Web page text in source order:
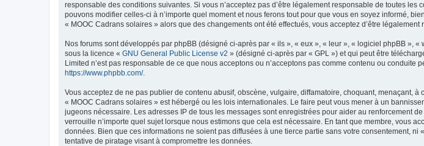
responsable des conditions suivantes. Si vous n’acceptez pas d’être légalement responsable de toutes
pouvons modifier celles-ci à n’importe quel moment et nous ferons tout pour que vous en soyez informé,
« MOOC Cadrans solaires » alors que des changements ont été effectués, vous acceptez d’être
Nos forums sont développés par phpBB (désigné ci-après par « ils », « eux », « leur », « logiciel phpBB »,
sous la licence « GNU General Public License v2 » (désigné ci-après par « GPL ») et qui peut être
Limited n’est pas responsable de ce que nous acceptons ou n’acceptons pas comme contenu ou
https://www.phpbb.com/.
Vous acceptez de ne pas publier de contenu abusif, obscène, vulgaire, diffamatoire, choquant, menaçant,
« MOOC Cadrans solaires » est hébergé ou les lois internationales. Le faire peut vous mener à un
jugeons nécessaire. Les adresses IP de tous les messages sont enregistrées pour aider au renforcement
verrouille n’importe quel sujet lorsque nous estimons que cela est nécessaire. En tant que membre, vous
données. Bien que ces informations ne soient pas diffusées à une tierce partie sans votre consentement,
tentative de piratage visant à compromettre les données.